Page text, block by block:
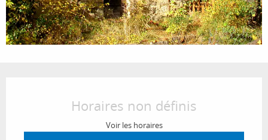
Horaires non définis
Voir les horaires